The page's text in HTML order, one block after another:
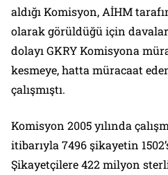
aldığı Komisyon, AİHM
olarak görüldüğü için
dolayı GKRY Komisyona
kesmeye, hatta müracaat
çalışmıştı.
Komisyon 2005 yılında
itibarıyla 7496 şikayetin
Şikayetçilere 422 milyon